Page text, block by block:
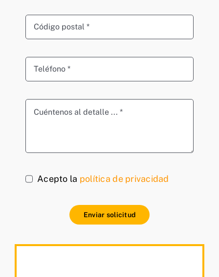
Acepto la política de privacidad
Enviar solicitud